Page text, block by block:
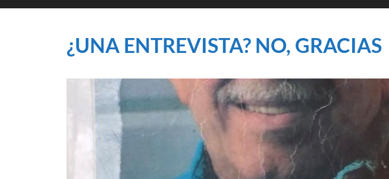
¿UNA ENTREVISTA? NO, GRACIAS